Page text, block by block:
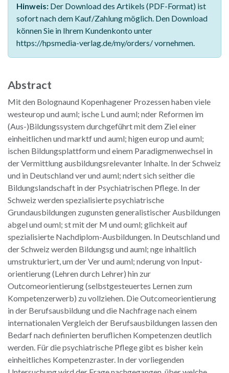
Hinweis: Der Download des Artikels (PDF-Format) ist
sofort nach dem Kauf/Zahlung möglich. Den Download
können Sie in Ihrem Kundenkonto unter
https://hpsmedia-verlag.de/my/orders/ vornehmen.
Abstract
Mit den Bolognaund Kopenhagener Prozessen haben viele
westeurop und auml; ische L und auml; nder Reformen im
(Aus-)Bildungssystem durchgeführt mit dem Ziel einer
einheitlichen und marktf und auml; higen europ und auml;
ischen Bildungsplattform und einem Paradigmenwechsel in
der Vermittlung ausbildungsrelevanter Inhalte. In der Schweiz
und in Deutschland ver und auml; ndert sich seither die
Bildungslandschaft in der Psychiatrischen Pflege. In der
Schweiz werden spezialisierte psychiatrische
Grundausbildungen zugunsten generalistischer Ausbildungen
abgel und ouml; st mit der M und ouml; glichkeit auf
spezialisierte Nachdiplom-Ausbildungen. In Deutschland und
der Schweiz werden Bildungsg und auml; nge inhaltlich
umstrukturiert, um der Ver und auml; nderung von Input-
orientierung (Lehren durch Lehrer) hin zur
Outcomeorientierung (selbstgesteuertes Lernen zum
Kompetenzerwerb) zu vollziehen. Die Outcomeorientierung
in der Berufsausbildung und die Nachfrage nach einem
internationalen Vergleich der Berufsausbildungen lassen den
Bedarf nach definierten beruflichen Kompetenzen deutlich
werden. Für die psychiatrische Pflege gibt es bisher kein
einheitliches Kompetenzraster. In der vorliegenden